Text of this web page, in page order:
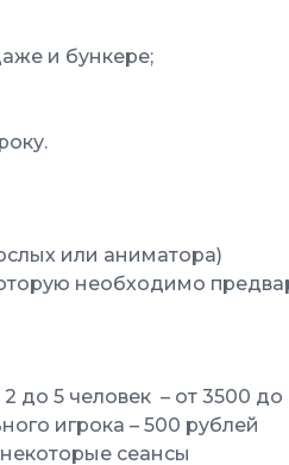
и бункере;
или аниматора)
необходимо
до 5 человек – от 3500
игрока – 500 рублей
сеансы